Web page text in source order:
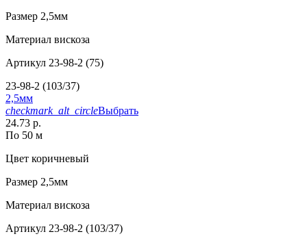
Размер 2,5мм
Материал вискоза
Артикул 23-98-2 (75)
23-98-2 (103/37)
2,5мм
checkmark_alt_circleВыбрать
24.73 р.
По 50 м
Цвет коричневый
Размер 2,5мм
Материал вискоза
Артикул 23-98-2 (103/37)